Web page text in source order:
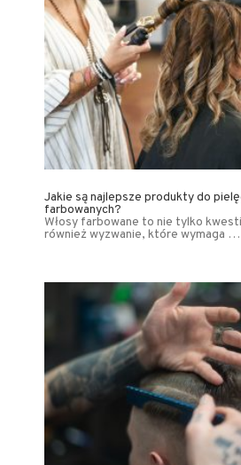
Jakie są najlepsze produkty do
farbowanych?
Włosy farbowane to nie tylko
również wyzwanie, które wymaga …